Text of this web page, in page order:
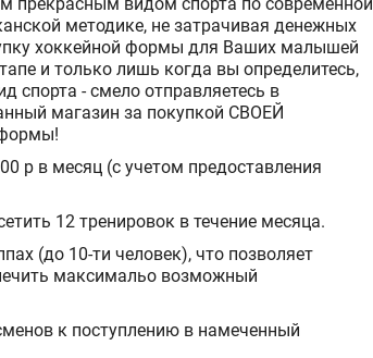
методике, не затрачивая денежных
хоккейной формы для Ваших малышей
и только лишь когда вы определитесь,
спорта - смело отправляетесь в
магазин за покупкой СВОЕЙ
р в месяц (с учетом предоставления
12 тренировок в течение месяца.
(до 10-ти человек), что позволяет
максимальо возможный
к поступлению в намеченный